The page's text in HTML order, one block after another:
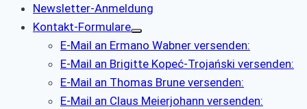
Newsletter-Anmeldung
Kontakt-Formulare
E-Mail an Ermano Wabner versenden:
E-Mail an Brigitte Kopeć-Trojański versenden:
E-Mail an Thomas Brune versenden:
E-Mail an Claus Meierjohann versenden: